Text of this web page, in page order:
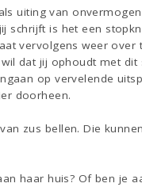
uiting van
schrijft is het een
vervolgens weer
dat jij ophoudt met
op vervelende
doorheen.
zus bellen. Die
haar huis? Of ben je